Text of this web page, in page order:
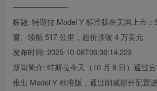
———————-
标题: 特斯拉 Model Y 标准版在美国上市
窗、续航 517 公里，起价跌破 4 万美元
发布时间: 2025-10-08T06:36:14.223
新闻简介: 特斯拉今天（10 月 8 日）通过
推出 Model Y 标准版，通过削减部分配置